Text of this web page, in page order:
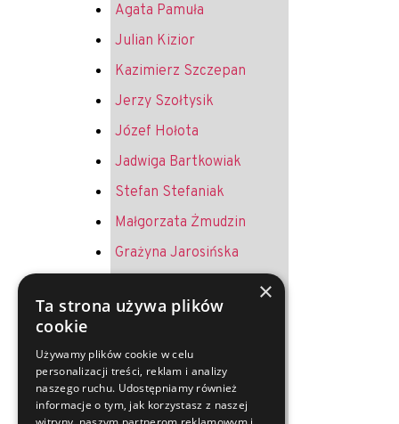
Agata Pamuła
Julian Kizior
Kazimierz Szczepan
Jerzy Szołtysik
Józef Hołota
Jadwiga Bartkowiak
Stefan Stefaniak
Małgorzata Żmudzin
Grażyna Jarosińska
Andrzej Jureczek
Jerzy Oruba
Ryszard Merkel
×
Ta strona używa plików
cookie
Używamy plików cookie w celu
personalizacji treści, reklam i analizy
naszego ruchu. Udostępniamy również
informacje o tym, jak korzystasz z naszej